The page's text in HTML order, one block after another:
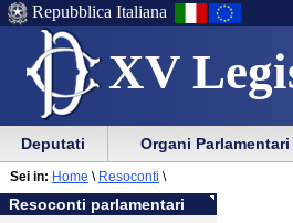
XV
Menu
di
ausilio
alla
Vai
Menu
di
navigazione
Repubblica Italiana
Menu
di
navigazione
principale
Vai
menu
di
sezione
Deputati Organi Parlamentari
Vai
al
contenuto
Resoconti parlamentari
Sei in: Home \ Resoconti \